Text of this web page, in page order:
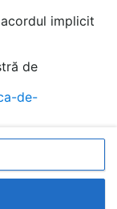
cum o îngrije...
implicit
de
de-